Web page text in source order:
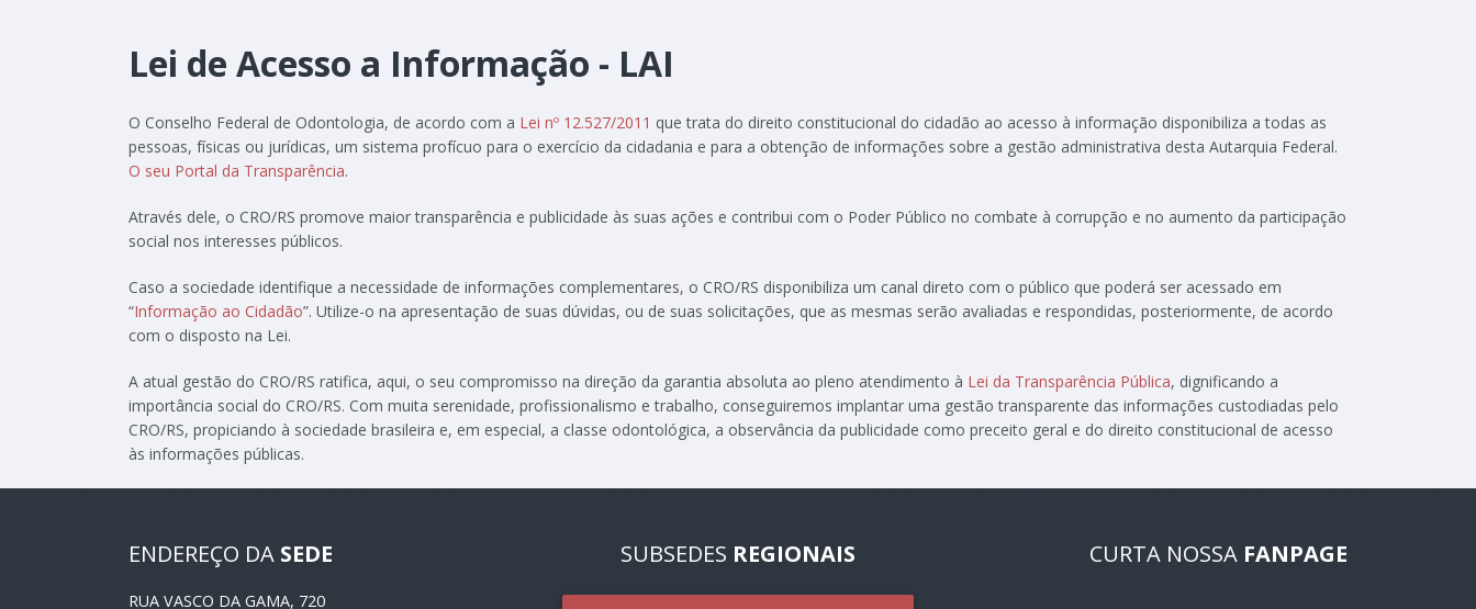
Lei de Acesso a Informação - LAI
O Conselho Federal de Odontologia, de acordo com a Lei nº 12.527/2011 que trata do direito constitucional do cidadão ao acesso à informação disponibiliza a todas as
pessoas, físicas ou jurídicas, um sistema profícuo para o exercício da cidadania e para a obtenção de informações sobre a gestão administrativa desta Autarquia Federal.
O seu Portal da Transparência.
Através dele, o CRO/RS promove maior transparência e publicidade às suas ações e contribui com o Poder Público no combate à corrupção e no aumento da participação
social nos interesses públicos.
Caso a sociedade identifique a necessidade de informações complementares, o CRO/RS disponibiliza um canal direto com o público que poderá ser acessado em
“Informação ao Cidadão”. Utilize-o na apresentação de suas dúvidas, ou de suas solicitações, que as mesmas serão avaliadas e respondidas, posteriormente, de acordo
com o disposto na Lei.
A atual gestão do CRO/RS ratifica, aqui, o seu compromisso na direção da garantia absoluta ao pleno atendimento à Lei da Transparência Pública, dignificando a
importância social do CRO/RS. Com muita serenidade, profissionalismo e trabalho, conseguiremos implantar uma gestão transparente das informações custodiadas pelo
CRO/RS, propiciando à sociedade brasileira e, em especial, a classe odontológica, a observância da publicidade como preceito geral e do direito constitucional de acesso
às informações públicas.
ENDEREÇO DA SEDE
RUA VASCO DA GAMA, 720
SUBSEDES REGIONAIS CURTA NOSSA FANPAGE